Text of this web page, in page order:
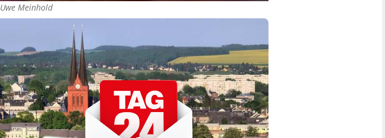
Uwe Meinhold